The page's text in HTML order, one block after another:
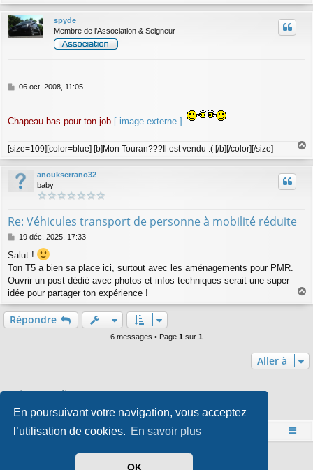
En poursuivant votre navigation, vous acceptez
l’utilisation de cookies. En savoir plus
OK
u
spyde
Membre de l'Association & Seigneur
M
s
e
06 oct. 2008, 11:05
Chapeau bas pour ton job [ image externe ]
[size=109][color=blue] [b]Mon Touran???Il est vendu :( [/b][/color][/size]
a
u
anoukserrano32
baby
Re: Véhicules transport de personne à mobilité réduite
M
s
s
a
g
e
19 déc. 2025, 17:33
Salut !
Ton T5 a bien sa place ici, surtout avec les aménagements pour PMR.
Ouvrir un post dédié avec photos et infos techniques serait une super
idée pour partager ton expérience !
a
Répondre
6 messages • Page 1 sur 1
Aller à
Qui est en ligne
Utilisateurs parcourant ce forum : Aucun utilisateur enregistré et 0 invité
Accueil Index du forum
Développé parphpBB® Forum Software © phpBB Limited
Arty- phpBB 3.3 par MrGaby